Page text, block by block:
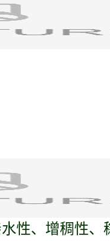
性、增稠性